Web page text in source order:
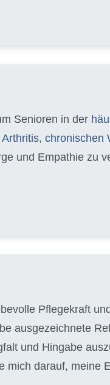
Senioren in der
Arthritis, chronischen
und Empathie zu
Pflegekraft und
ausgezeichnete
und Hingabe
mich darauf, meine